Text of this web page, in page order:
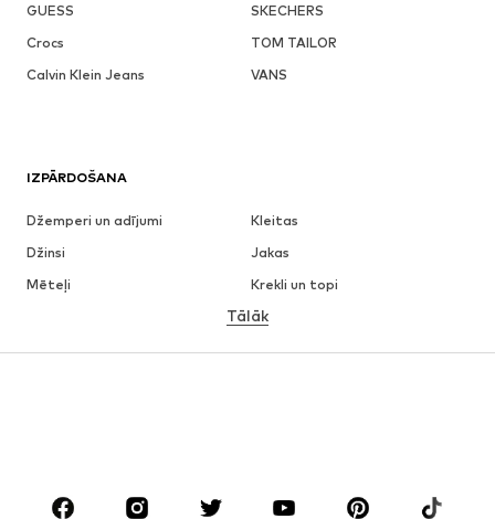
GUESS
SKECHERS
Crocs
TOM TAILOR
Calvin Klein Jeans
VANS
IZPĀRDOŠANA
Džemperi un adījumi
Kleitas
Džinsi
Jakas
Mēteļi
Krekli un topi
Apakšveļa
Svārki
Blūzes un tunikas
Aksesuāri
Premium
Tālāk